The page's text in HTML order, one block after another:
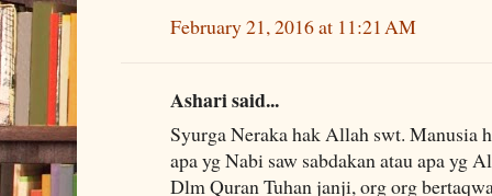
February 21, 2016 at 11:21 AM
Ashari said...
Syurga Neraka hak Allah swt. Manusia
apa yg Nabi saw sabdakan atau apa yg
Dlm Quran Tuhan janji, org org